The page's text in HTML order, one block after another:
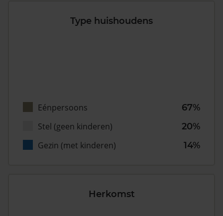
Type huishoudens
Eénpersoons
67%
Stel (geen kinderen)
20%
Gezin (met kinderen)
14%
Herkomst